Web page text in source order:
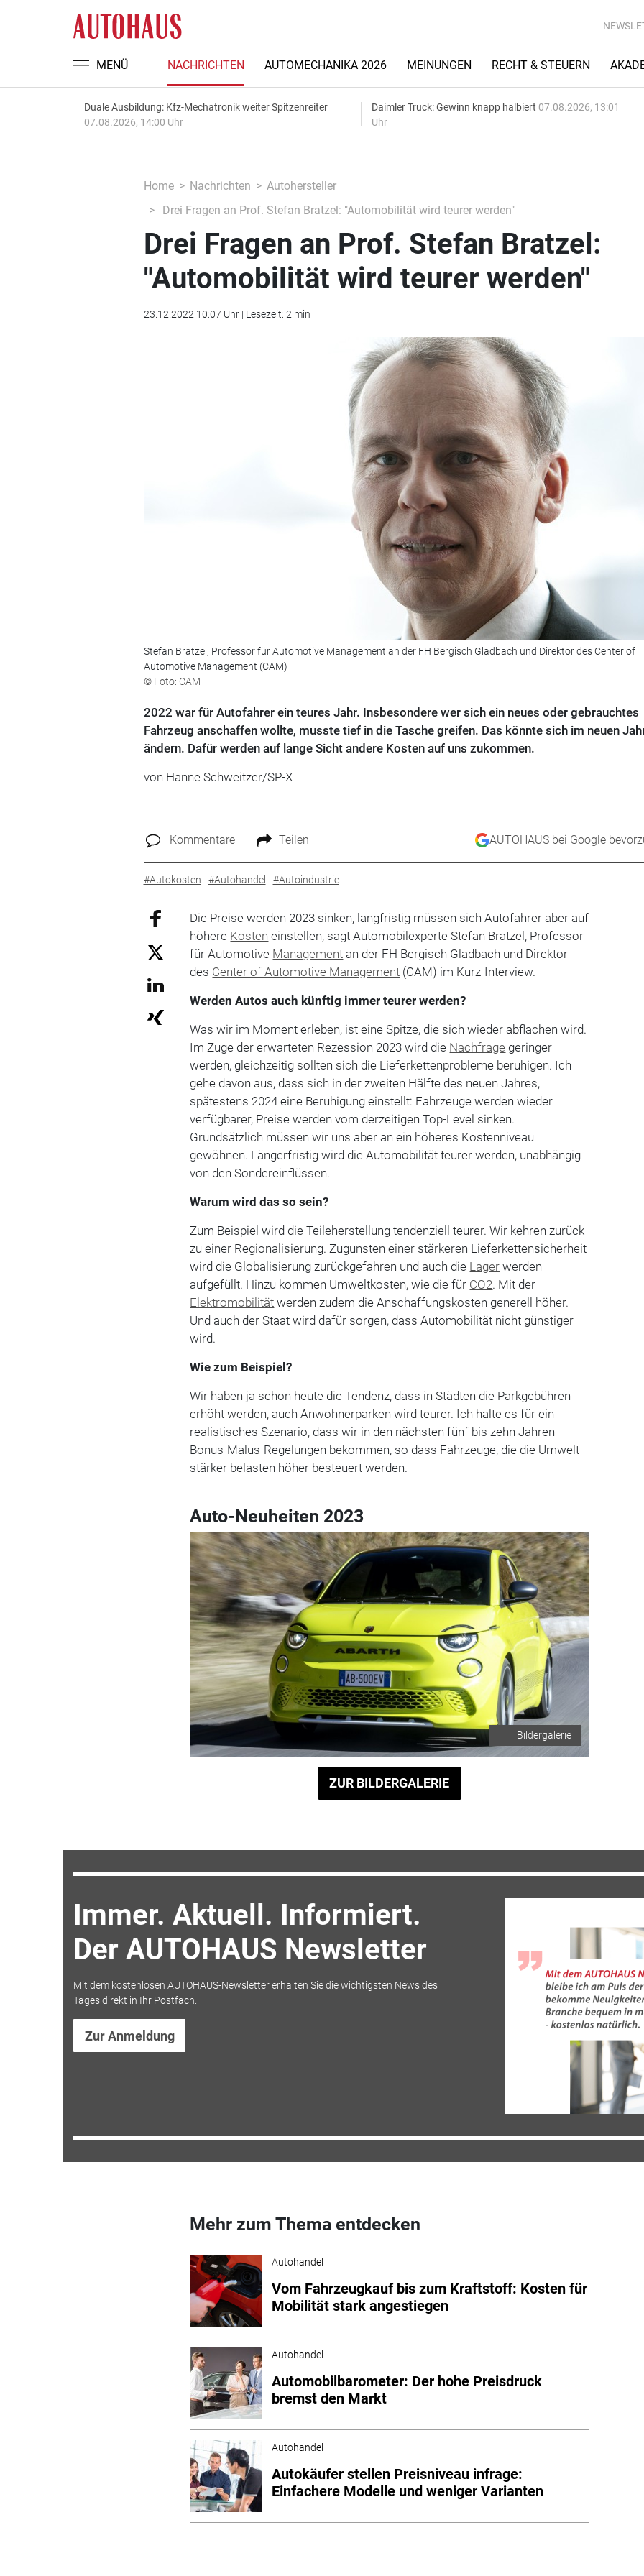
MENÜ NACHRICHTEN AUTOMECHANIKA 2026 MEINUNGEN RECHT & STEUERN
Duale Ausbildung: Kfz-Mechatronik weiter Spitzenreiter
07.08.2026, 14:00 Uhr
Daimler Truck: Gewinn knapp halbiert 07.08.2026, 13:01
Uhr
Home Nachrichten
Autohersteller
Drei Fragen an Prof. Stefan Bratzel: "Automobilität wird teurer werden"
Drei Fragen an Prof. Stefan Bratzel:
"Automobilität wird teurer werden"
23.12.2022 10:07 Uhr | Lesezeit: 2 min
Stefan Bratzel, Professor für Automotive Management an der FH Bergisch Gladbach und Direktor des Center of
Automotive Management (CAM)
© Foto: CAM
2022 war für Autofahrer ein teures Jahr. Insbesondere wer sich ein neues oder gebrauchtes
Fahrzeug anschaffen wollte, musste tief in die Tasche greifen. Das könnte sich im neuen
ändern. Dafür werden auf lange Sicht andere Kosten auf uns zukommen.
von Hanne Schweitzer/SP-X
Kommentare Teilen AUTOHAUS bei Google
#Autokosten #Autohandel #Autoindustrie
Die Preise werden 2023 sinken, langfristig müssen sich Autofahrer aber auf
höhere Kosten einstellen, sagt Automobilexperte Stefan Bratzel, Professor
für Automotive Management an der FH Bergisch Gladbach und Direktor
des Center of Automotive Management (CAM) im Kurz-Interview.
Werden Autos auch künftig immer teurer werden?
Was wir im Moment erleben, ist eine Spitze, die sich wieder abflachen wird.
Im Zuge der erwarteten Rezession 2023 wird die Nachfrage geringer
werden, gleichzeitig sollten sich die Lieferkettenprobleme beruhigen. Ich
gehe davon aus, dass sich in der zweiten Hälfte des neuen Jahres,
spätestens 2024 eine Beruhigung einstellt: Fahrzeuge werden wieder
verfügbarer, Preise werden vom derzeitigen Top-Level sinken.
Grundsätzlich müssen wir uns aber an ein höheres Kostenniveau
gewöhnen. Längerfristig wird die Automobilität teurer werden, unabhängig
von den Sondereinflüssen.
Warum wird das so sein?
Zum Beispiel wird die Teileherstellung tendenziell teurer. Wir kehren zurück
zu einer Regionalisierung. Zugunsten einer stärkeren Lieferkettensicherheit
wird die Globalisierung zurückgefahren und auch die Lager werden
aufgefüllt. Hinzu kommen Umweltkosten, wie die für CO2. Mit der
Elektromobilität werden zudem die Anschaffungskosten generell höher.
Und auch der Staat wird dafür sorgen, dass Automobilität nicht günstiger
wird.
Wie zum Beispiel?
Wir haben ja schon heute die Tendenz, dass in Städten die Parkgebühren
erhöht werden, auch Anwohnerparken wird teurer. Ich halte es für ein
realistisches Szenario, dass wir in den nächsten fünf bis zehn Jahren
Bonus-Malus-Regelungen bekommen, so dass Fahrzeuge, die die Umwelt
stärker belasten höher besteuert werden.
Auto-Neuheiten 2023
Bildergalerie
ZUR BILDERGALERIE
Immer. Aktuell. Informiert.
Der AUTOHAUS Newsletter
Mit dem kostenlosen AUTOHAUS-Newsletter erhalten Sie die wichtigsten News des
Tages direkt in Ihr Postfach.
Zur Anmeldung
Mehr zum Thema entdecken
Autohandel
Vom Fahrzeugkauf bis zum Kraftstoff: Kosten für
Mobilität stark angestiegen
Autohandel
Automobilbarometer: Der hohe Preisdruck
bremst den Markt
Autohandel
Autokäufer stellen Preisniveau infrage:
Einfachere Modelle und weniger Varianten